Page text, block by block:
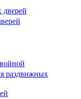
раздвижных